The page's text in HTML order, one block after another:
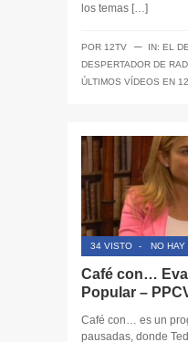
los temas […]
POR 12TV ─ IN: EL
DESPERTADOR DE
ÚLTIMOS VÍDEOS EN
34 VISTO - NO HAY
Café con…
Popular –
Café con… es un
pausadas, donde